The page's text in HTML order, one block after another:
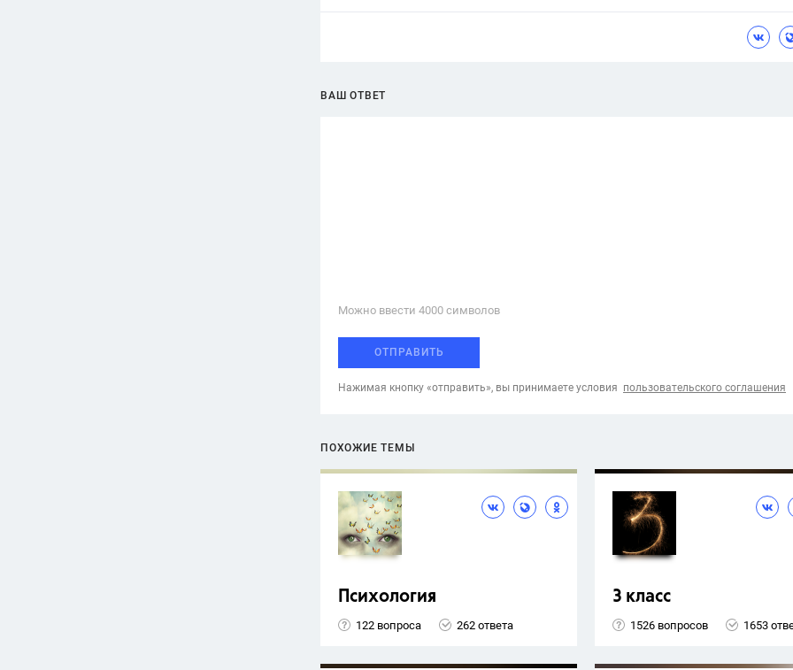
ВАШ ОТВЕТ
Можно ввести 4000 cимволов
ОТПРАВИТЬ
Нажимая кнопку «отправить», вы принимаете условия пользовательского соглашения
ПОХОЖИЕ ТЕМЫ
Психология
122 вопроса 262 ответа
3 класс
1526 вопросов 1653